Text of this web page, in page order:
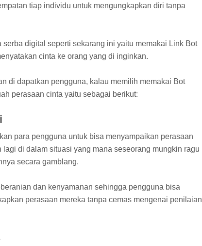
tiap individu untuk mengungkapkan diri tanpa
digital seperti sekarang ini yaitu memakai Link Bot
cinta ke orang yang di inginkan.
di dapatkan pengguna, kalau memilih memakai Bot
perasaan cinta yaitu sebagai berikut:
para pengguna untuk bisa menyampaikan perasaan
di dalam situasi yang mana seseorang mungkin ragu
secara gamblang.
dan kenyamanan sehingga pengguna bisa
perasaan mereka tanpa cemas mengenai penilaian